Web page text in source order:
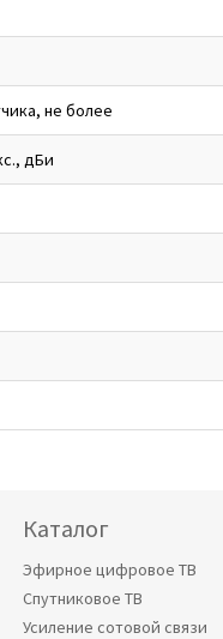
не более
дБи
Каталог
Эфирное цифровое ТВ
Спутниковое ТВ
Усиление сотовой связи